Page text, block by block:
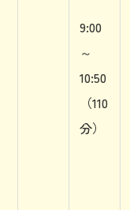
9:00
～
10:50
（110
分）